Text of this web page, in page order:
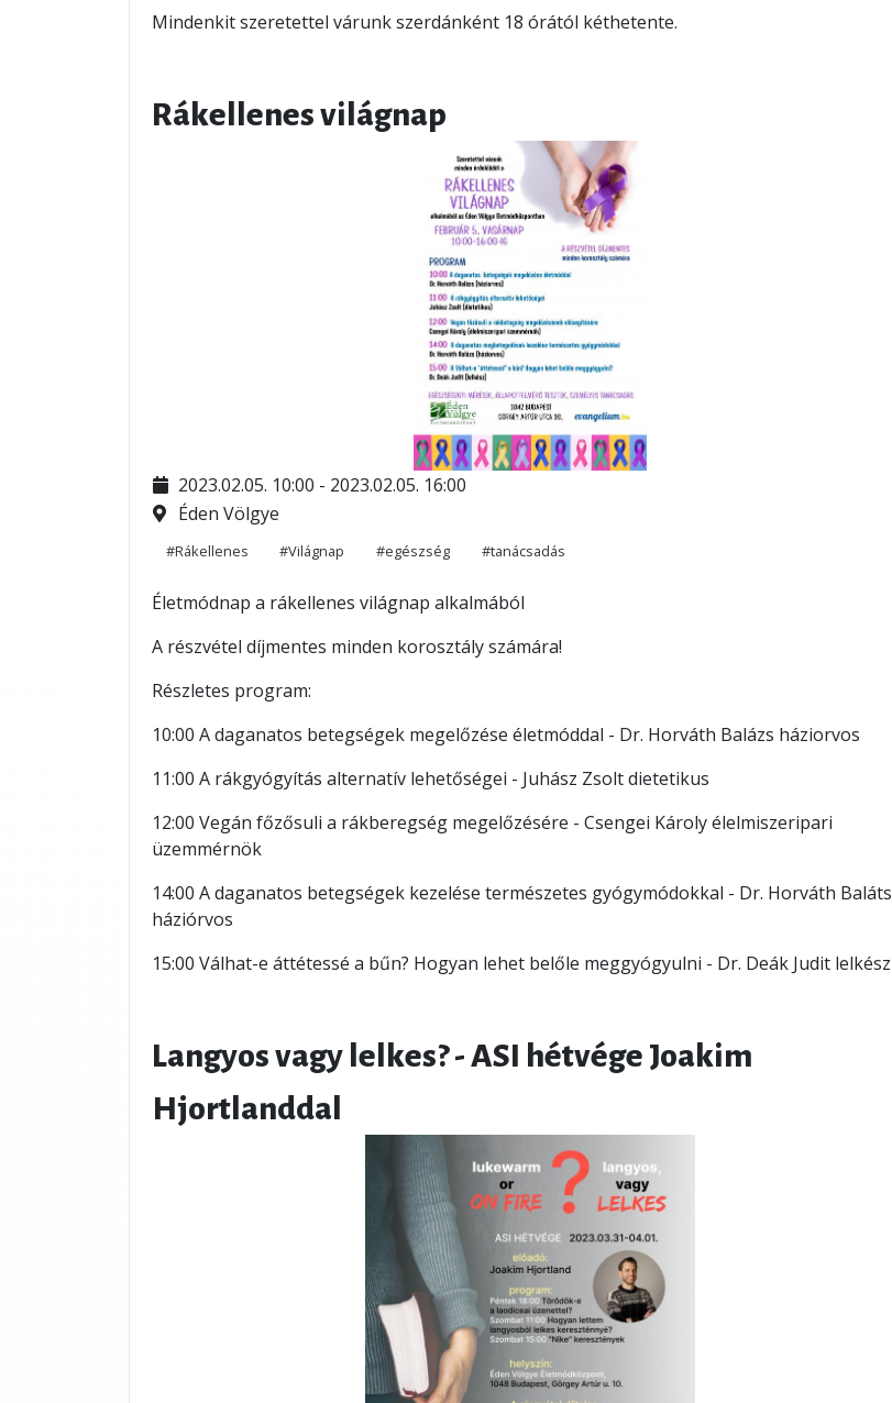
Mindenkit szeretettel várunk szerdánként 18 órától kéthetente.
Rákellenes világnap
2023.02.05. 10:00 - 2023.02.05. 16:00
Éden Völgye
#Rákellenes #Világnap #egészség #tanácsadás
Életmódnap a rákellenes világnap alkalmából
A részvétel díjmentes minden korosztály számára!
Részletes program:
10:00 A daganatos betegségek megelőzése életmóddal - Dr. Horváth Balázs háziorvos
11:00 A rákgyógyítás alternatív lehetőségei - Juhász Zsolt dietetikus
12:00 Vegán főzősuli a rákberegség megelőzésére - Csengei Károly élelmiszeripari
üzemmérnök
14:00 A daganatos betegségek kezelése természetes gyógymódokkal - Dr. Horváth Baláts
háziórvos
15:00 Válhat-e áttétessé a bűn? Hogyan lehet belőle meggyógyulni - Dr. Deák Judit lelkész
Langyos vagy lelkes? - ASI hétvége Joakim
Hjortlanddal